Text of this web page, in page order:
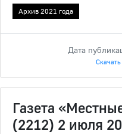
Архив 2021 года
Дата
Газета
(2212) 2 июля